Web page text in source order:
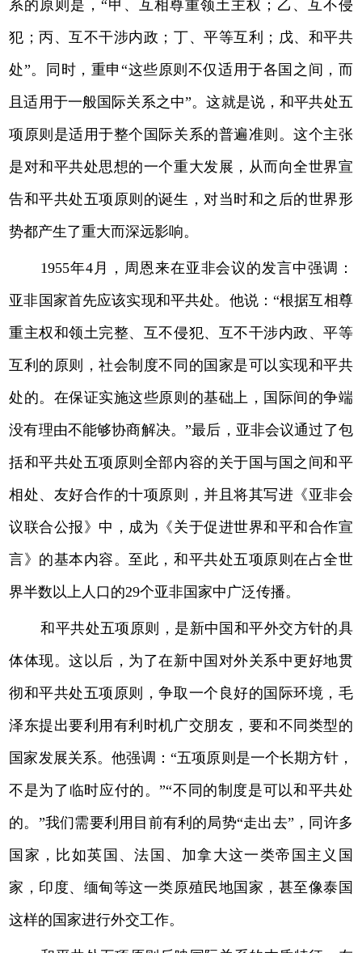
系的原则是，“甲、互相尊重领土主权；乙、互不侵
犯；丙、互不干涉内政；丁、平等互利；戊、和平共
处”。同时，重申“这些原则不仅适用于各国之间，而
且适用于一般国际关系之中”。这就是说，和平共处五
项原则是适用于整个国际关系的普遍准则。这个主张
是对和平共处思想的一个重大发展，从而向全世界宣
告和平共处五项原则的诞生，对当时和之后的世界形
势都产生了重大而深远影响。
1955年4月，周恩来在亚非会议的发言中强调：
亚非国家首先应该实现和平共处。他说：“根据互相尊
重主权和领土完整、互不侵犯、互不干涉内政、平等
互利的原则，社会制度不同的国家是可以实现和平共
处的。在保证实施这些原则的基础上，国际间的争端
没有理由不能够协商解决。”最后，亚非会议通过了包
括和平共处五项原则全部内容的关于国与国之间和平
相处、友好合作的十项原则，并且将其写进《亚非会
议联合公报》中，成为《关于促进世界和平和合作宣
言》的基本内容。至此，和平共处五项原则在占全世
界半数以上人口的29个亚非国家中广泛传播。
和平共处五项原则，是新中国和平外交方针的具
体体现。这以后，为了在新中国对外关系中更好地贯
彻和平共处五项原则，争取一个良好的国际环境，毛
泽东提出要利用有利时机广交朋友，要和不同类型的
国家发展关系。他强调：“五项原则是一个长期方针，
不是为了临时应付的。”“不同的制度是可以和平共处
的。”我们需要利用目前有利的局势“走出去”，同许多
国家，比如英国、法国、加拿大这一类帝国主义国
家，印度、缅甸等这一类原殖民地国家，甚至像泰国
这样的国家进行外交工作。